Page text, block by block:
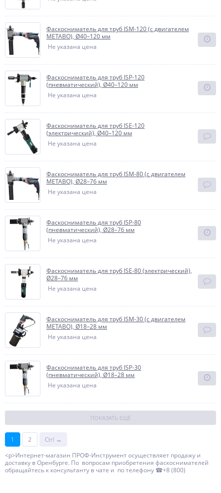
Фаскосниматель для труб ISM-120 (с двигателем
METABO), Ø40–120 мм
Не указана цена
Фаскосниматель для труб ISP-120
(пневматический), Ø40–120 мм
Не указана цена
Фаскосниматель для труб ISE-120
(электрический), Ø40–120 мм
Не указана цена
Фаскосниматель для труб ISM-80 (с двигателем
METABO), Ø28–76 мм
Не указана цена
Фаскосниматель для труб ISP-80
(пневматический), Ø28–76 мм
Не указана цена
Фаскосниматель для труб ISE-80 (электрический),
Ø28–76 мм
Не указана цена
Фаскосниматель для труб ISM-30 (с двигателем
METABO), Ø18–28 мм
Не указана цена
Фаскосниматель для труб ISP-30
(пневматический), Ø18–28 мм
Не указана цена
ПОКАЗАТЬ ЕЩЁ
1 2
Ctrl →
<p>Интернет-магазин ПРОФ-Инструмент осуществляет продажу и
доставку в Оренбурге. По вопросам приобретения фаскоснимателей
обращайтесь к консультанту в чате и по телефону ☎+8 (800)